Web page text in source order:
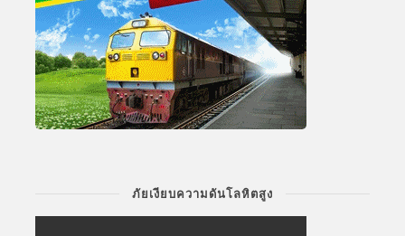
ภัยเงียบความดันโลหิตสูง